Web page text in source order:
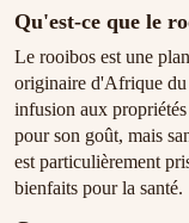
Qu'est-ce que le
Le rooibos est une
originaire d'Afrique
infusion aux
pour son goût, mais
est particulièrement
bienfaits pour la santé.